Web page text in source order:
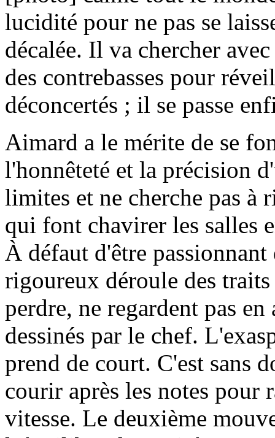
lucidité pour ne pas se
décalée. Il va chercher
des contrebasses pour
déconcertés ; il se passe
Aimard a le mérite de se
l'honnêteté et la précision
limites et ne cherche pas à
qui font chavirer les salles
À défaut d'être
rigoureux déroule des
perdre, ne regardent pas
dessinés par le chef.
prend de court. C'est sans
courir après les notes pour
vitesse. Le deuxième